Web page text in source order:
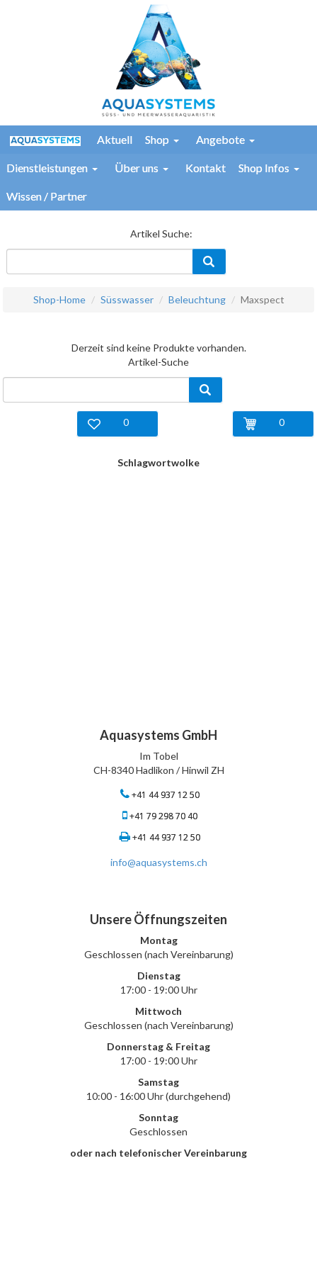
Aktuell Shop Angebote
Dienstleistungen Über uns Kontakt Shop Infos
Wissen / Partner
Artikel Suche:
Shop-Home Süsswasser Beleuchtung Maxspect
Derzeit sind keine Produkte vorhanden.
Artikel-Suche
0
0
Schlagwortwolke
Aquasystems GmbH
Im Tobel
CH-8340 Hadlikon / Hinwil ZH
+41 44 937 12 50
+41 79 298 70 40
+41 44 937 12 50
info@aquasystems.ch
Unsere Öffnungszeiten
Montag
Geschlossen (nach Vereinbarung)
Dienstag
17:00 - 19:00 Uhr
Mittwoch
Geschlossen (nach Vereinbarung)
Donnerstag & Freitag
17:00 - 19:00 Uhr
Samstag
10:00 - 16:00 Uhr (durchgehend)
Sonntag
Geschlossen
oder nach telefonischer Vereinbarung